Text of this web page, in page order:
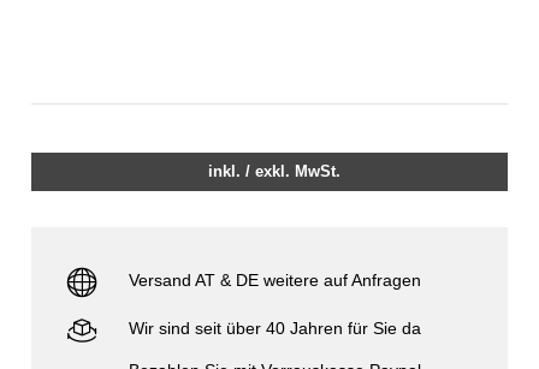
inkl. / exkl. MwSt.
Versand AT & DE weitere auf Anfragen
Wir sind seit über 40 Jahren für Sie da